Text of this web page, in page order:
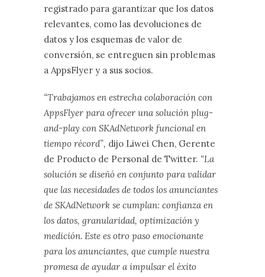
registrado para garantizar que los datos
relevantes, como las devoluciones de
datos y los esquemas de valor de
conversión, se entreguen sin problemas
a AppsFlyer y a sus socios.
“Trabajamos en estrecha colaboración con
AppsFlyer para ofrecer una solución plug-
and-play con SKAdNetwork funcional en
tiempo récord”, dijo Liwei Chen, Gerente
de Producto de Personal de Twitter. “La
solución se diseñó en conjunto para validar
que las necesidades de todos los anunciantes
de SKAdNetwork se cumplan: confianza en
los datos, granularidad, optimización y
medición. Este es otro paso emocionante
para los anunciantes, que cumple nuestra
promesa de ayudar a impulsar el éxito